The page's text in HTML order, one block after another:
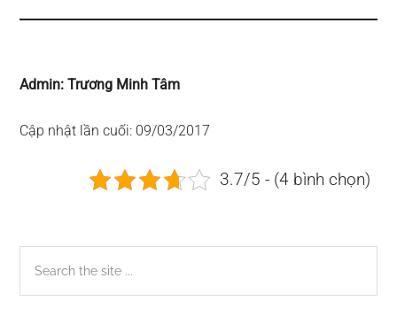
Admin: Trương Minh Tâm
Cập nhật lần cuối: 09/03/2017
3.7/5 - (4 bình chọn)
Sidebar
chính
the